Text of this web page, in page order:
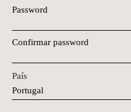
Password
Confirmar password
País